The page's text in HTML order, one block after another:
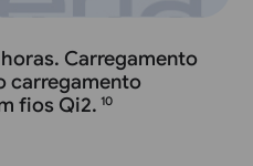
Carregamento
carregamento
fios Qi2. 10